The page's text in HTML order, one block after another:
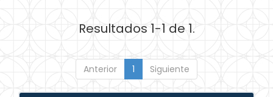
Resultados 1-1 de 1.
Anterior 1 Siguiente